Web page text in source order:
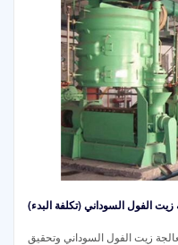
الفول السوداني (تكلفة البدء)
زيت الفول السوداني وتحقيق